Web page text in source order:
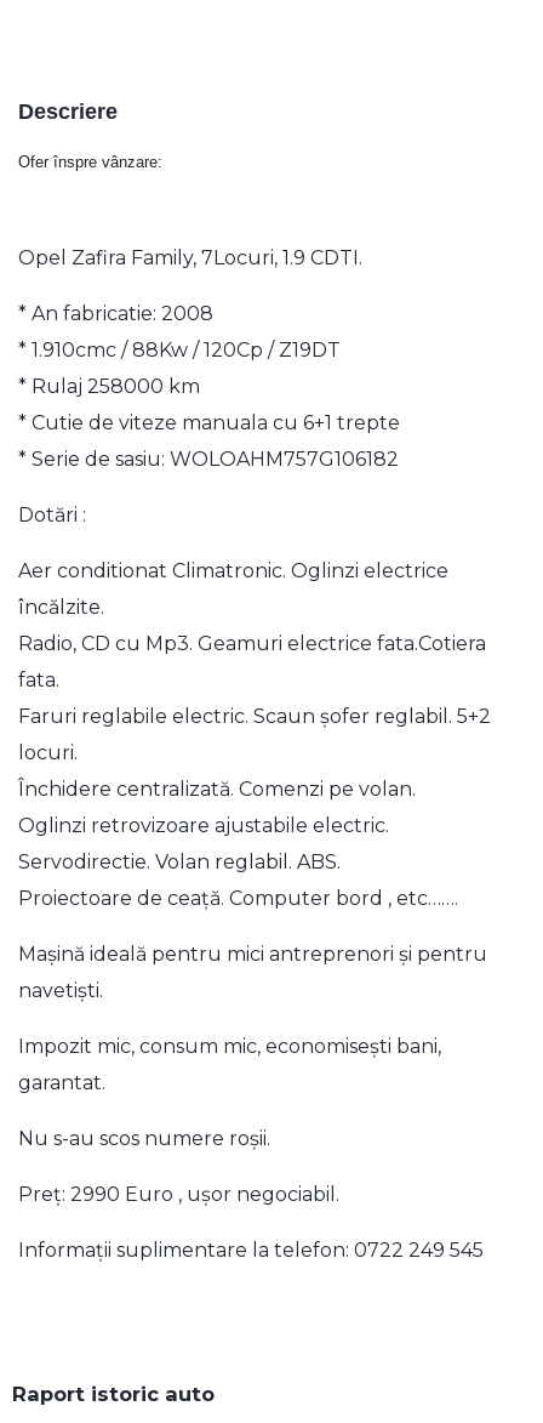
Descriere
Ofer înspre vânzare:
Opel Zafira Family, 7Locuri, 1.9 CDTI.
* An fabricatie: 2008
* 1.910cmc / 88Kw / 120Cp / Z19DT
* Rulaj 258000 km
* Cutie de viteze manuala cu 6+1 trepte
* Serie de sasiu: WOLOAHM757G106182
Dotări :
Aer conditionat Climatronic. Oglinzi electrice
încălzite.
Radio, CD cu Mp3. Geamuri electrice fata.Cotiera
fata.
Faruri reglabile electric. Scaun șofer reglabil. 5+2
locuri.
Închidere centralizată. Comenzi pe volan.
Oglinzi retrovizoare ajustabile electric.
Servodirectie. Volan reglabil. ABS.
Proiectoare de ceață. Computer bord , etc…….
Mașină ideală pentru mici antreprenori și pentru
navetiști.
Impozit mic, consum mic, economisești bani,
garantat.
Nu s-au scos numere roșii.
Preț: 2990 Euro , ușor negociabil.
Informații suplimentare la telefon: 0722 249 545
Raport istoric auto